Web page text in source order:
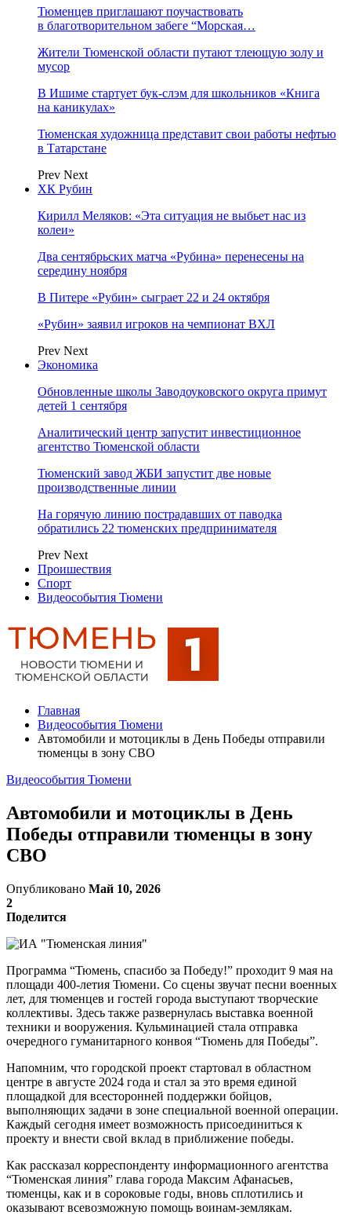
Тюменцев приглашают поучаствовать
в благотворительном забеге “Морская…
Жители Тюменской области путают тлеющую золу и
мусор
В Ишиме стартует бук-слэм для школьников «Книга
на каникулах»
Тюменская художница представит свои работы нефтью
в Татарстане
Prev Next
ХК Рубин
Кирилл Меляков: «Эта ситуация не выбьет нас из
колеи»
Два сентябрьских матча «Рубина» перенесены на
середину ноября
В Питере «Рубин» сыграет 22 и 24 октября
«Рубин» заявил игроков на чемпионат ВХЛ
Prev Next
Экономика
Обновленные школы Заводоуковского округа примут
детей 1 сентября
Аналитический центр запустит инвестиционное
агентство Тюменской области
Тюменский завод ЖБИ запустит две новые
производственные линии
На горячую линию пострадавших от паводка
обратились 22 тюменских предпринимателя
Prev Next
Проишествия
Спорт
Видеособытия Тюмени
Главная
Видеособытия Тюмени
Автомобили и мотоциклы в День Победы отправили
тюменцы в зону СВО
Видеособытия Тюмени
Автомобили и мотоциклы в День
Победы отправили тюменцы в зону
СВО
Опубликовано Май 10, 2026
2
Поделится
Программа “Тюмень, спасибо за Победу!” проходит 9 мая на
площади 400-летия Тюмени. Со сцены звучат песни военных
лет, для тюменцев и гостей города выступают творческие
коллективы. Здесь также развернулась выставка военной
техники и вооружения. Кульминацией стала отправка
очередного гуманитарного конвоя “Тюмень для Победы”.
Напомним, что городской проект стартовал в областном
центре в августе 2024 года и стал за это время единой
площадкой для всесторонней поддержки бойцов,
выполняющих задачи в зоне специальной военной операции.
Каждый сегодня имеет возможность присоединиться к
проекту и внести свой вклад в приближение победы.
Как рассказал корреспонденту информационного агентства
“Тюменская линия” глава города Максим Афанасьев,
тюменцы, как и в сороковые годы, вновь сплотились и
оказывают всевозможную помощь воинам-землякам.